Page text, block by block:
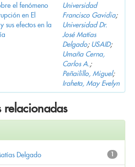
el fenómeno
en El
sus efectos en la
Universidad
Francisco Gavidia;
Universidad Dr.
José Matías
Delgado; USAID;
Umaña Cerna,
Carlos A.;
Peñailillo, Miguel;
Iraheta, May Evelyn
relacionadas
1
Delgado